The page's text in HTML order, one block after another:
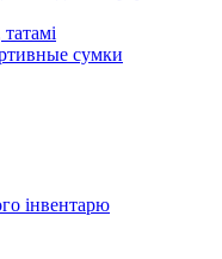
сумки
інвентарю